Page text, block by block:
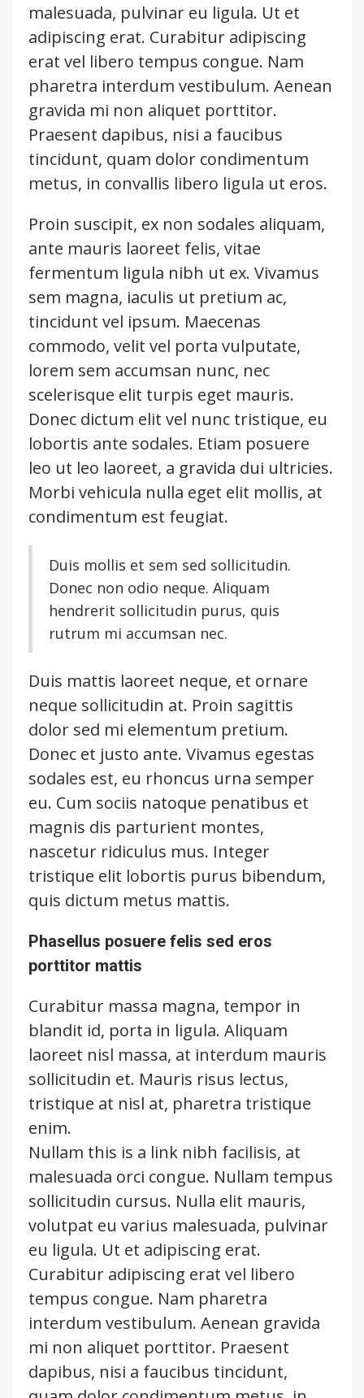
malesuada, pulvinar eu ligula. Ut et
adipiscing erat. Curabitur adipiscing
erat vel libero tempus congue. Nam
pharetra interdum vestibulum. Aenean
gravida mi non aliquet porttitor.
Praesent dapibus, nisi a faucibus
tincidunt, quam dolor condimentum
metus, in convallis libero ligula ut eros.
Proin suscipit, ex non sodales aliquam,
ante mauris laoreet felis, vitae
fermentum ligula nibh ut ex. Vivamus
sem magna, iaculis ut pretium ac,
tincidunt vel ipsum. Maecenas
commodo, velit vel porta vulputate,
lorem sem accumsan nunc, nec
scelerisque elit turpis eget mauris.
Donec dictum elit vel nunc tristique, eu
lobortis ante sodales. Etiam posuere
leo ut leo laoreet, a gravida dui ultricies.
Morbi vehicula nulla eget elit mollis, at
condimentum est feugiat.
Duis mollis et sem sed sollicitudin.
Donec non odio neque. Aliquam
hendrerit sollicitudin purus, quis
rutrum mi accumsan nec.
Duis mattis laoreet neque, et ornare
neque sollicitudin at. Proin sagittis
dolor sed mi elementum pretium.
Donec et justo ante. Vivamus egestas
sodales est, eu rhoncus urna semper
eu. Cum sociis natoque penatibus et
magnis dis parturient montes,
nascetur ridiculus mus. Integer
tristique elit lobortis purus bibendum,
quis dictum metus mattis.
Phasellus posuere felis sed eros
porttitor mattis
Curabitur massa magna, tempor in
blandit id, porta in ligula. Aliquam
laoreet nisl massa, at interdum mauris
sollicitudin et. Mauris risus lectus,
tristique at nisl at, pharetra tristique
enim.
Nullam this is a link nibh facilisis, at
malesuada orci congue. Nullam tempus
sollicitudin cursus. Nulla elit mauris,
volutpat eu varius malesuada, pulvinar
eu ligula. Ut et adipiscing erat.
Curabitur adipiscing erat vel libero
tempus congue. Nam pharetra
interdum vestibulum. Aenean gravida
mi non aliquet porttitor. Praesent
dapibus, nisi a faucibus tincidunt,